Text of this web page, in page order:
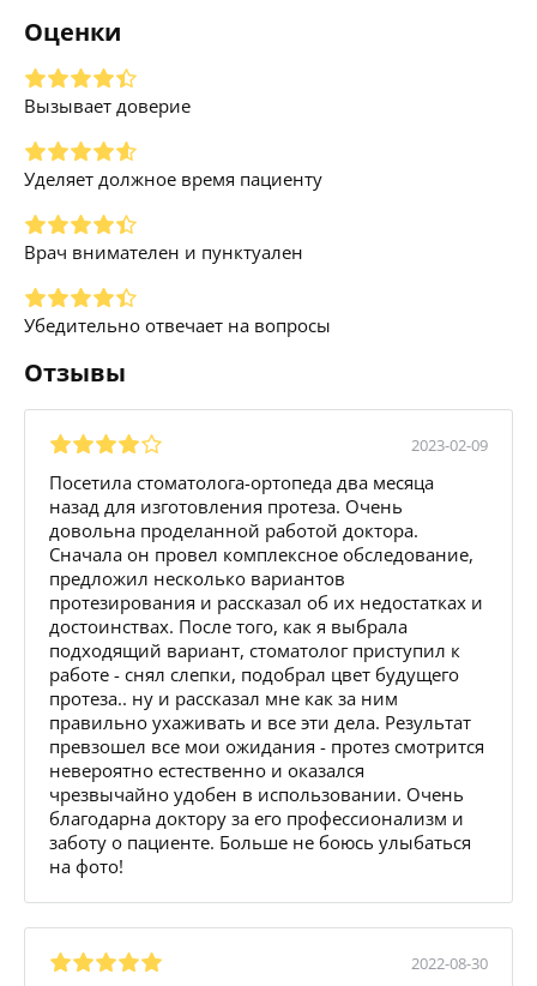
Оценки
Вызывает доверие
Уделяет должное время пациенту
Врач внимателен и пунктуален
Убедительно отвечает на вопросы
Отзывы
2023-02-09
Посетила стоматолога-ортопеда два месяца
назад для изготовления протеза. Очень
довольна проделанной работой доктора.
Сначала он провел комплексное обследование,
предложил несколько вариантов
протезирования и рассказал об их недостатках и
достоинствах. После того, как я выбрала
подходящий вариант, стоматолог приступил к
работе - снял слепки, подобрал цвет будущего
протеза.. ну и рассказал мне как за ним
правильно ухаживать и все эти дела. Результат
превзошел все мои ожидания - протез смотрится
невероятно естественно и оказался
чрезвычайно удобен в использовании. Очень
благодарна доктору за его профессионализм и
заботу о пациенте. Больше не боюсь улыбаться
на фото!
2022-08-30